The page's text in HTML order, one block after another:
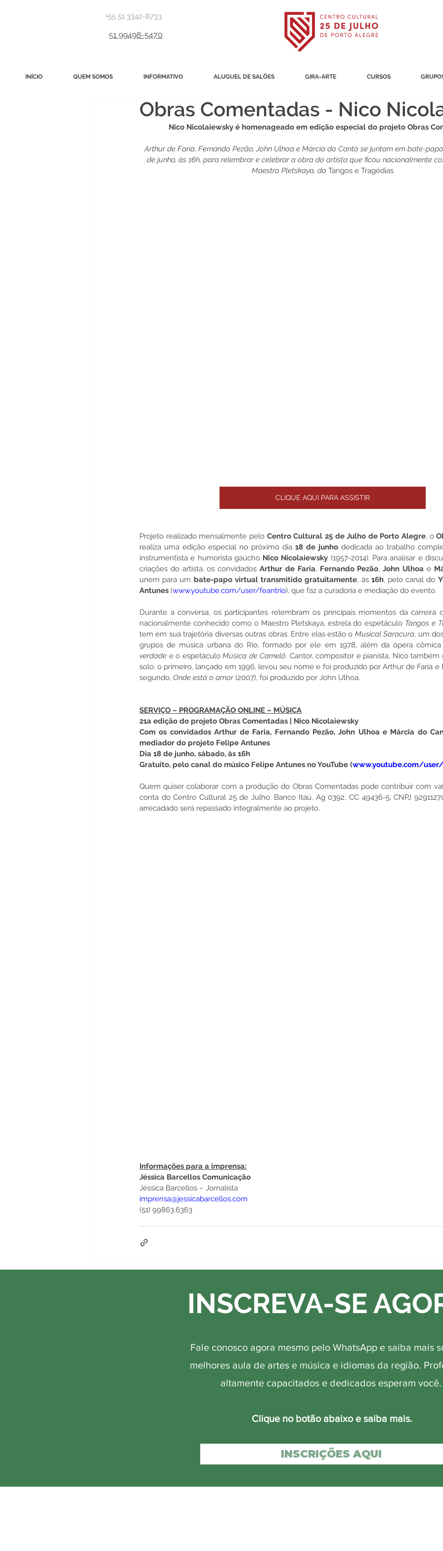
+55 51 3342-8733
51 99498-5470
INÍCIO QUEM SOMOS INFORMATIVO ALUGUEL DE SALÕES GIRA-ARTE CURSOS
Obras Comentadas - Nico
Nico Nicolaiewsky é homenageado em edição especial do projeto Obras
Arthur de Faria, Fernando Pezão, John Ulhoa e Márcia do Canto se juntam em bate-
de junho, às 16h, para relembrar e celebrar a obra do artista que ficou nacionalmente
Maestro Pletskaya, do Tangos e Tragédias
CLIQUE AQUI PARA ASSISTIR
Projeto realizado mensalmente pelo Centro Cultural 25 de Julho de Porto Alegre, o
realiza uma edição especial no próximo dia 18 de junho dedicada ao trabalho
instrumentista e humorista gaúcho Nico Nicolaiewsky (1957-2014). Para analisar e
criações do artista, os convidados Arthur de Faria, Fernando Pezão, John Ulhoa e
unem para um bate-papo virtual transmitido gratuitamente, às 16h, pelo canal do
Antunes (www.youtube.com/user/feantrio), que faz a curadoria e mediação do evento.
Durante a conversa, os participantes relembram os principais momentos da carreira
nacionalmente conhecido como o Maestro Pletskaya, estrela do espetáculo Tangos e
tem em sua trajetória diversas outras obras. Entre elas estão o Musical Saracura, um
grupos de música urbana do Rio, formado por ele em 1978, além da ópera
verdade e o espetáculo Música de Camelô. Cantor, compositor e pianista, Nico também
solo: o primeiro, lançado em 1996, levou seu nome e foi produzido por Arthur de Faria e
segundo, Onde está o amor (2007), foi produzido por John Ulhoa.
SERVIÇO – PROGRAMAÇÃO ONLINE – MÚSICA
21a edição do projeto Obras Comentadas | Nico Nicolaiewsky
Com os convidados Arthur de Faria, Fernando Pezão, John Ulhoa e Márcia do
mediador do projeto Felipe Antunes
Dia 18 de junho, sábado, às 16h
Gratuito, pelo canal do músico Felipe Antunes no YouTube (www.youtube.com/
Quem quiser colaborar com a produção do Obras Comentadas pode contribuir com
conta do Centro Cultural 25 de Julho: Banco Itaú, Ag 0392, CC 49436-5, CNPJ
arrecadado será repassado integralmente ao projeto.
Informações para a imprensa:
Jéssica Barcellos Comunicação
Jéssica Barcellos – Jornalista
imprensa@jessicabarcellos.com
(51) 99863.6363
INSCREVA-SE
Fale conosco agora mesmo pelo WhatsApp e saiba mais
melhores aula de artes e música e idiomas da região.
altamente capacitados e dedicados esperam
Clique no botão abaixo e saiba mais.
INSCRIÇÕES AQUI